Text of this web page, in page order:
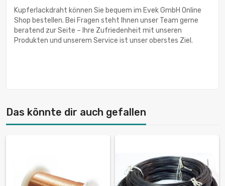
Kupferlackdraht können Sie bequem im Evek GmbH Online
Shop bestellen. Bei Fragen steht Ihnen unser Team gerne
beratend zur Seite – Ihre Zufriedenheit mit unseren
Produkten und unserem Service ist unser oberstes Ziel.
Das könnte dir auch gefallen